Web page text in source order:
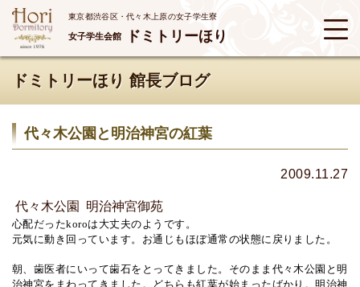
東京都渋谷区・代々木上原の女子学生寮
女子学生会館 ドミトリーほり
ドミトリーほり 館長ブログ
代々木公園と明治神宮の紅葉
2009.11.27
代々木公園 明治神宮御苑
心配だったkoroは大丈夫のようです。
元気に動き回っています。お通じもほぼ通常の状態に戻りました。
朝、歯医者にいって歯石をとってきました。そのまま代々木公園と明
治神宮をまわってきました。どちらも紅葉が始まったばかり。明治神